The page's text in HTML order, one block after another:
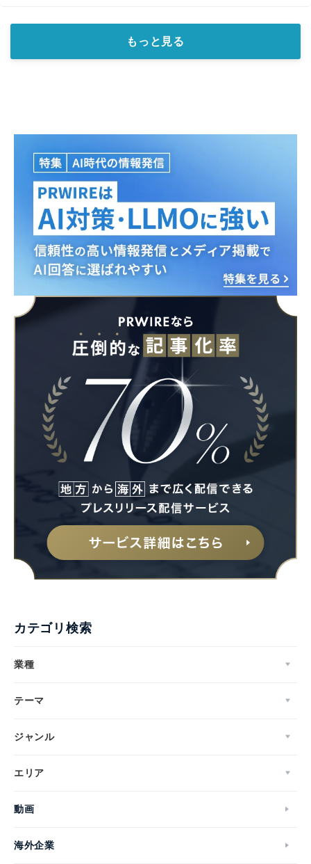
もっと見る
カテゴリ検索
業種
テーマ
ジャンル
エリア
動画
海外企業